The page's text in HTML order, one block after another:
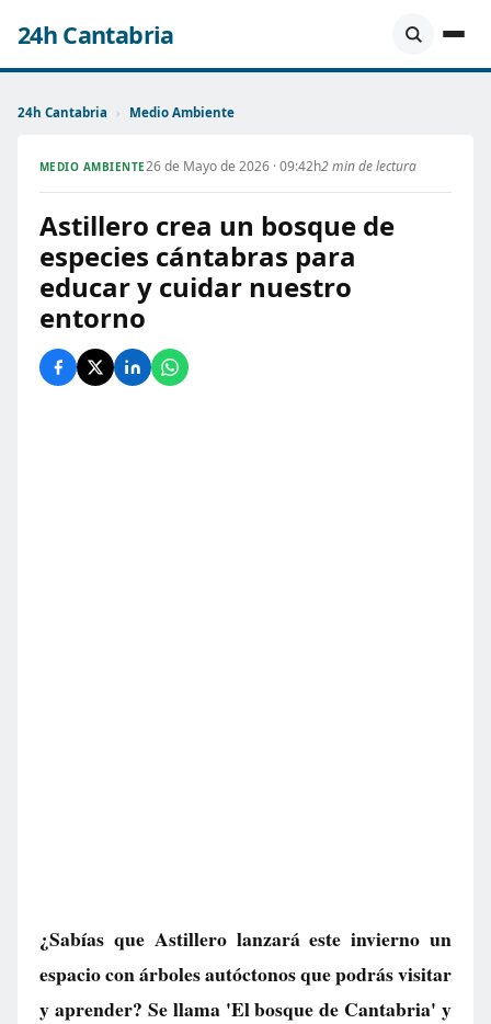
24h Cantabria
24h Cantabria › Medio Ambiente
MEDIO AMBIENTE26 de Mayo de 2026 · 09:42h2 min de lectura
Astillero crea un bosque de
especies cántabras para
educar y cuidar nuestro
entorno
¿Sabías que Astillero lanzará este invierno un
espacio con árboles autóctonos que podrás visitar
y aprender? Se llama 'El bosque de Cantabria' y